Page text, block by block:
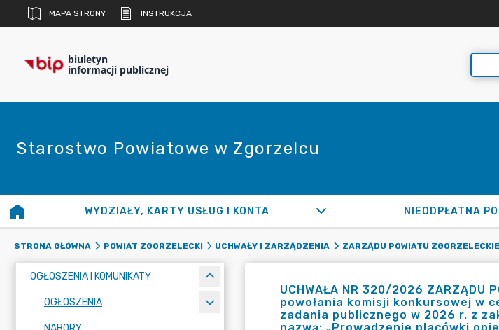
MAPA STRONY INSTRUKCJA
biuletyn
informacji publicznej
Starostwo Powiatowe w Zgorzelcu
WYDZIAŁY, KARTY USŁUG I KONTA NIEODPŁATNA
STRONA GŁÓWNA POWIAT ZGORZELECKI UCHWAŁY I ZARZĄDZENIA ZARZĄDU POWIATU
OGŁOSZENIA I KOMUNIKATY
OGŁOSZENIA
UCHWAŁA NR 320/2026 ZARZĄDU
powołania komisji konkursowej w
zadania publicznego w 2026 r. z